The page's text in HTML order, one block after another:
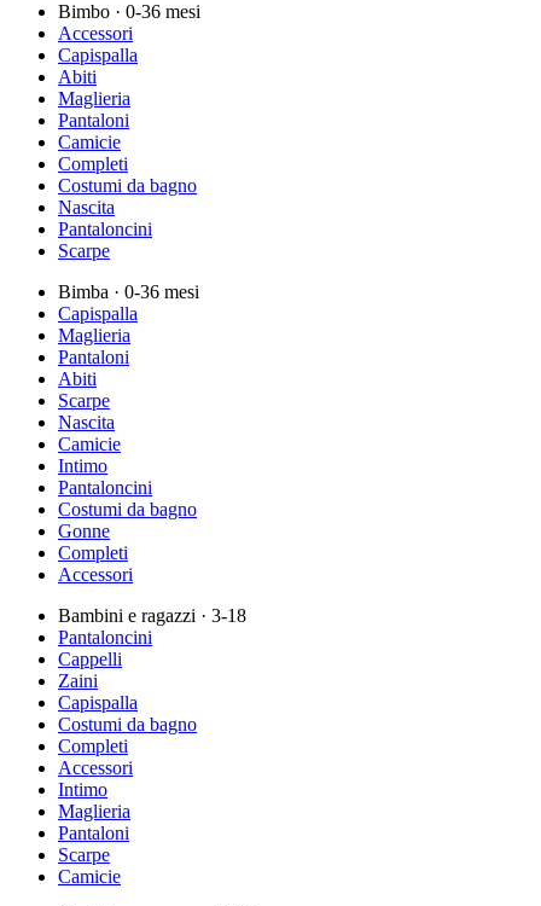
Bimbo · 0-36 mesi
Accessori
Capispalla
Abiti
Maglieria
Pantaloni
Camicie
Completi
Costumi da bagno
Nascita
Pantaloncini
Scarpe
Bimba · 0-36 mesi
Capispalla
Maglieria
Pantaloni
Abiti
Scarpe
Nascita
Camicie
Intimo
Pantaloncini
Costumi da bagno
Gonne
Completi
Accessori
Bambini e ragazzi · 3-18
Pantaloncini
Cappelli
Zaini
Capispalla
Costumi da bagno
Completi
Accessori
Intimo
Maglieria
Pantaloni
Scarpe
Camicie